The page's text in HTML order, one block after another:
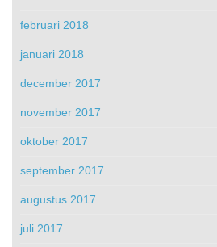
februari 2018
januari 2018
december 2017
november 2017
oktober 2017
september 2017
augustus 2017
juli 2017